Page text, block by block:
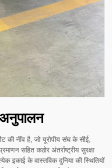
की नींव है, जो यूरोपीय संघ के सीई,
सहित कठोर अंतर्राष्ट्रीय सुरक्षा
इकाई के वास्तविक दुनिया की स्थितियों